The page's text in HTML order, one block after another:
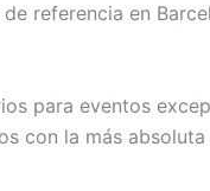
referencia en
para eventos
con la más